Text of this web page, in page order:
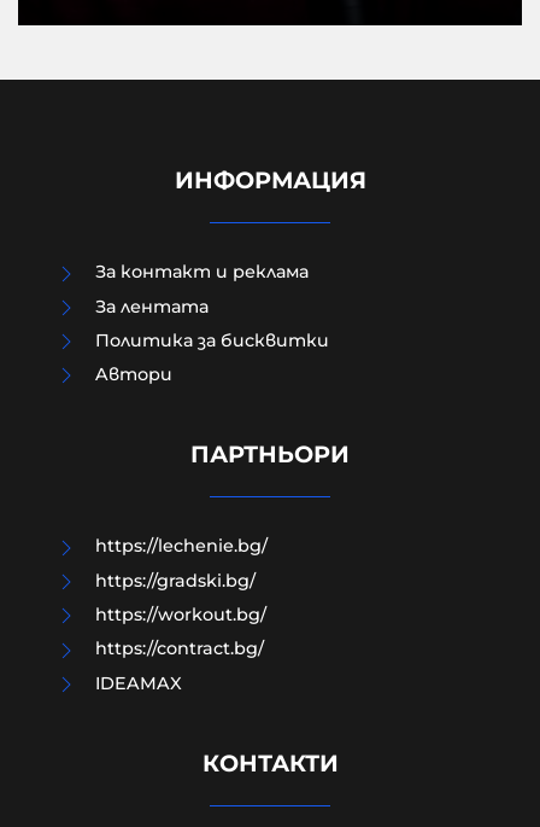
Когато Урсула плаща на Мароко за
да ги спре да правят мизерии по
границите тя всъщност
римска традиция
ИНФОРМАЦИЯ
За контакт и реклама
За лентата
Политика за бисквитки
Aвтори
ПАРТНЬОРИ
https://lechenie.bg/
https://gradski.bg/
https://workout.bg/
https://contract.bg/
IDEAMAX
КОНТАКТИ